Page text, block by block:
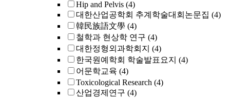
Hip and Pelvis (4)
대한산업공학회 추계학술대회논문집 (4)
韓民族語文學 (4)
철학과 현상학 연구 (4)
대한정형외과학회지 (4)
한국원예학회 학술발표요지 (4)
어문학교육 (4)
Toxicological Research (4)
산업경제연구 (4)